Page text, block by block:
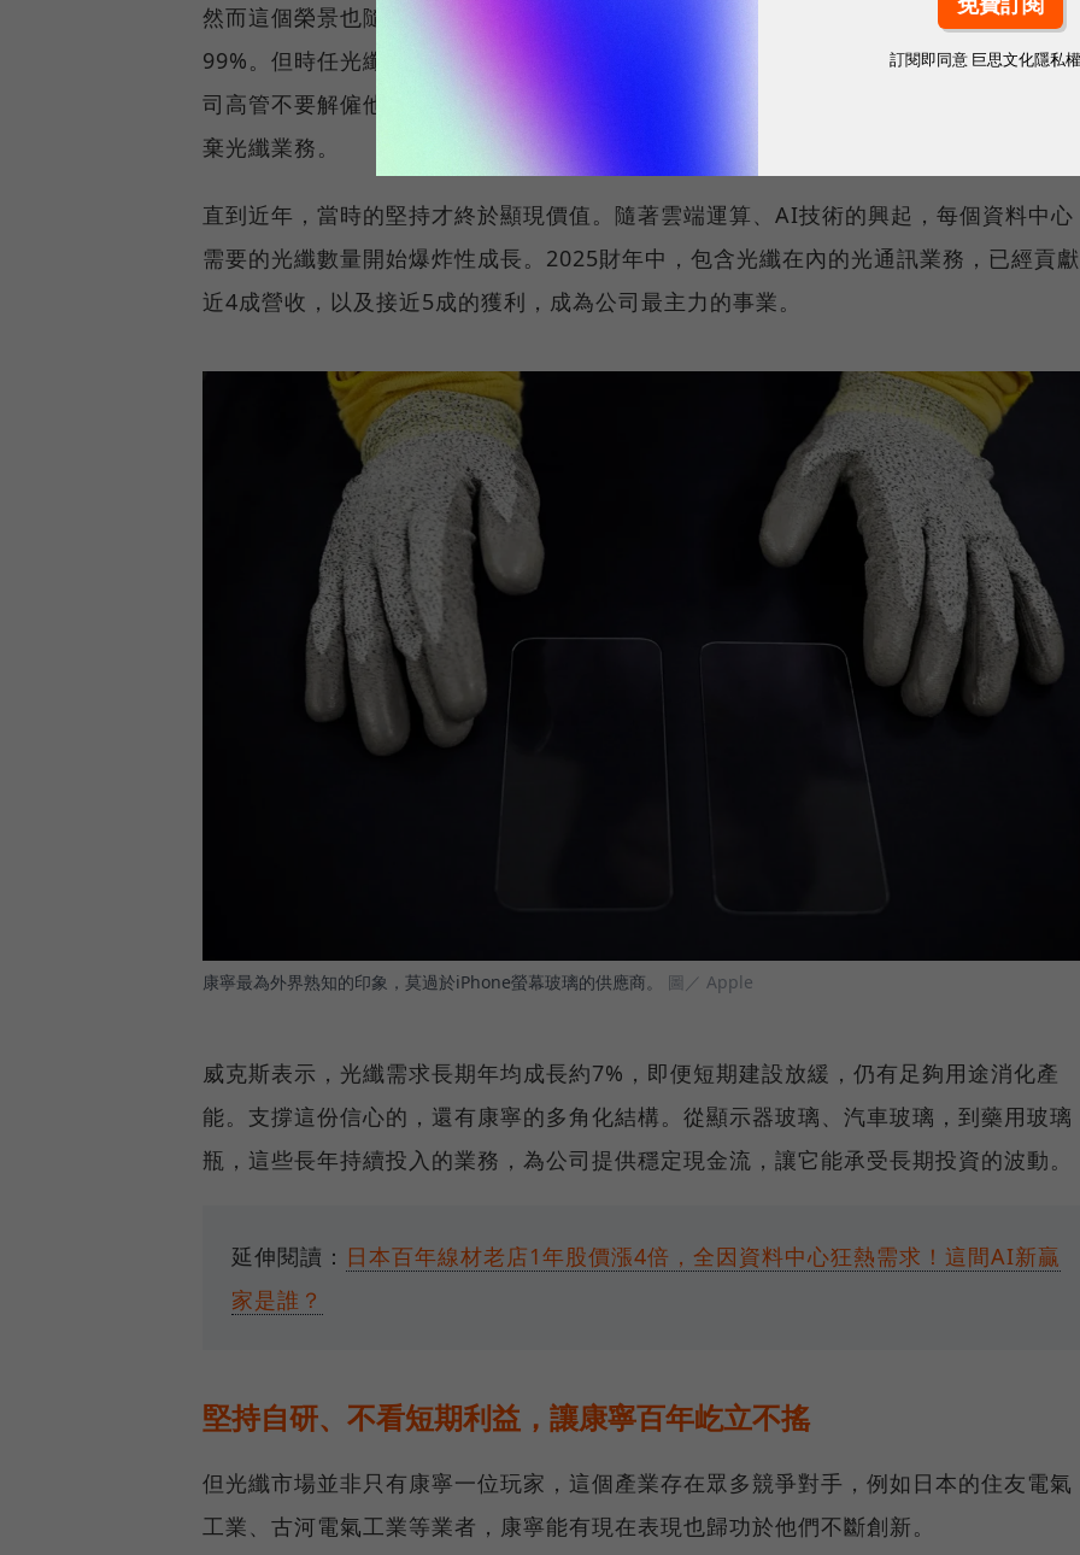
然而這個榮景也隨著泡沫破裂徹底粉碎，公司股價從100美元跌至1美元、市值縮水
99%。但時任光纖業務負責人的威克斯，仍相信投入光纖技術研發是正確決定，懇請公
司高管不要解僱他，讓他留下來解決問題。因此即使必須裁掉半數員工，康寧也沒有放
棄光纖業務。
直到近年，當時的堅持才終於顯現價值。隨著雲端運算、AI技術的興起，每個資料中心
需要的光纖數量開始爆炸性成長。2025財年中，包含光纖在內的光通訊業務，已經貢獻
近4成營收，以及接近5成的獲利，成為公司最主力的事業。
康寧最為外界熟知的印象，莫過於iPhone螢幕玻璃的供應商。 圖／ Apple
威克斯表示，光纖需求長期年均成長約7%，即便短期建設放緩，仍有足夠用途消化產
能。支撐這份信心的，還有康寧的多角化結構。從顯示器玻璃、汽車玻璃，到藥用玻璃
瓶，這些長年持續投入的業務，為公司提供穩定現金流，讓它能承受長期投資的波動。
延伸閱讀： 日本百年線材老店1年股價漲4倍，全因資料中心狂熱需求！這間AI新贏
家是誰？
堅持自研、不看短期利益，讓康寧百年屹立不搖
但光纖市場並非只有康寧一位玩家，這個產業存在眾多競爭對手，例如日本的住友電氣
工業、古河電氣工業等業者，康寧能有現在表現也歸功於他們不斷創新。
訂閱即同意 巨思文化隱私